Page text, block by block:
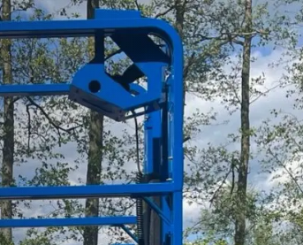
Support